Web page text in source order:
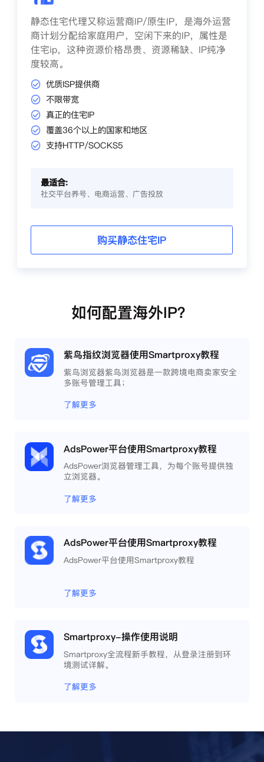
静态住宅代理又称运营商IP/原生IP，是海外运营
商计划分配给家庭用户，空闲下来的IP，属性是
住宅ip，这种资源价格昂贵、资源稀缺、IP纯净
度较高。
优质ISP提供商
不限带宽
真正的住宅IP
覆盖36个以上的国家和地区
支持HTTP/SOCKS5
最适合:
社交平台养号、电商运营、广告投放
购买静态住宅IP
如何配置海外IP？
紫鸟指纹浏览器使用Smartproxy教程
紫鸟浏览器紫鸟浏览器是一款跨境电商卖家安全
多账号管理工具；
了解更多
AdsPower平台使用Smartproxy教程
AdsPower浏览器管理工具，为每个账号提供独
立浏览器。
了解更多
AdsPower平台使用Smartproxy教程
AdsPower平台使用Smartproxy教程
了解更多
Smartproxy-操作使用说明
Smartproxy全流程新手教程，从登录注册到环
境测试详解。
了解更多